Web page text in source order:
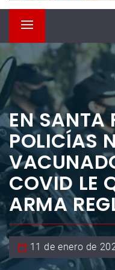
Menú
principal
EN SANTA
POLICÍAS
COVID LE
ARMA
11 de enero de